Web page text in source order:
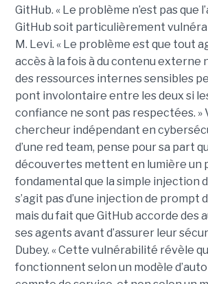
GitHub. « Le problème n’est pas que
GitHub soit particulièrement
M. Levi. « Le problème est que tout
accès à la fois à du contenu externe
des ressources internes sensibles
pont involontaire entre les deux si
confiance ne sont pas respectées. »
chercheur indépendant en
d’une red team, pense pour sa part
découvertes mettent en lumière un
fondamental que la simple injection
s’agit pas d’une injection de prompt
mais du fait que GitHub accorde des
ses agents avant d’assurer leur
Dubey. « Cette vulnérabilité révèle
fonctionnent selon un modèle